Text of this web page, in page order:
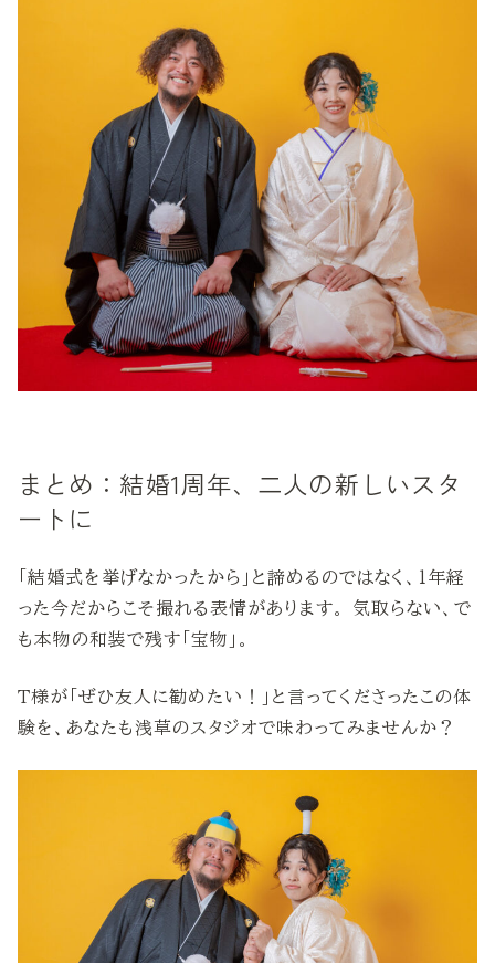
まとめ：結婚1周年、二人の新しいスタ
ートに
「結婚式を挙げなかったから」と諦めるのではなく、1年経
った今だからこそ撮れる表情があります。 気取らない、で
も本物の和装で残す「宝物」。
T様が「ぜひ友人に勧めたい！」と言ってくださったこの体
験を、あなたも浅草のスタジオで味わってみませんか？